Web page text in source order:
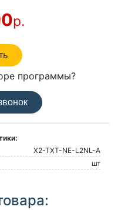
р.
программы?
X2-TXT-NE-L2NL-A
шт